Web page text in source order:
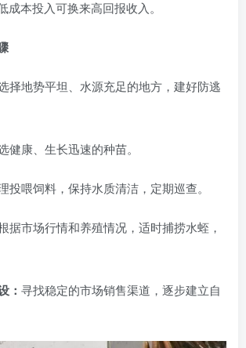
成本投入可换来高回报收入。
择地势平坦、水源充足的地方，建好防逃
健康、生长迅速的种苗。
投喂饲料，保持水质清洁，定期巡查。
据市场行情和养殖情况，适时捕捞水蛭，
： 寻找稳定的市场销售渠道，逐步建立自